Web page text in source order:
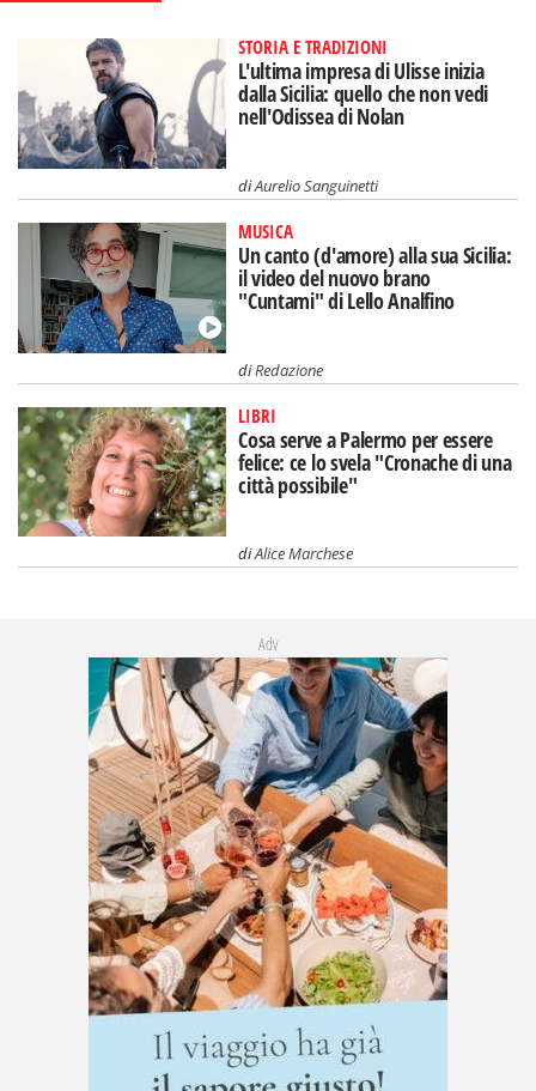
STORIA E TRADIZIONI
L'ultima impresa di Ulisse inizia
dalla Sicilia: quello che non vedi
nell'Odissea di Nolan
diAurelio Sanguinetti
MUSICA
Un canto (d'amore) alla sua Sicilia:
il video del nuovo brano
"Cuntami" di Lello Analfino
diRedazione
LIBRI
Cosa serve a Palermo per essere
felice: ce lo svela "Cronache di una
città possibile"
diAlice Marchese
Adv